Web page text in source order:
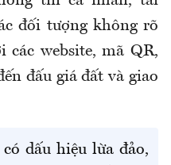
đối tượng không rõ
website, mã QR,
đấu giá đất và giao
dấu hiệu lừa đảo,